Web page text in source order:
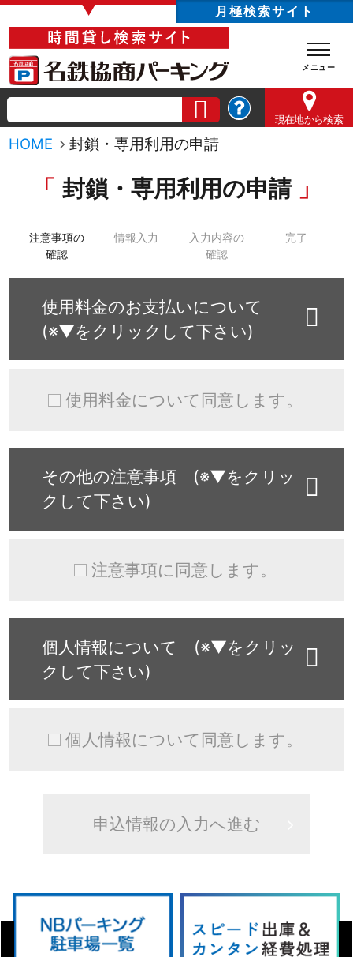
▼ 月極検索サイト
現在地から検索
HOME 封鎖・専用利用の申請
封鎖・専用利用の申請
注意事項の
確認
情報入力
入力内容の
確認
完了
使用料金のお支払いについて
(※▼をクリックして下さい)
使用料金について同意します。
その他の注意事項 (※▼をクリッ
クして下さい)
注意事項に同意します。
個人情報について (※▼をクリッ
クして下さい)
個人情報について同意します。